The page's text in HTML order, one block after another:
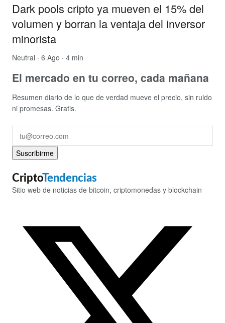
Dark pools cripto ya mueven el 15% del
volumen y borran la ventaja del inversor
minorista
Neutral · 6 Ago · 4 min
El mercado en tu correo, cada mañana
Resumen diario de lo que de verdad mueve el precio, sin ruido
ni promesas. Gratis.
Suscribirme
CriptoTendencias
Sitio web de noticias de bitcoin, criptomonedas y blockchain